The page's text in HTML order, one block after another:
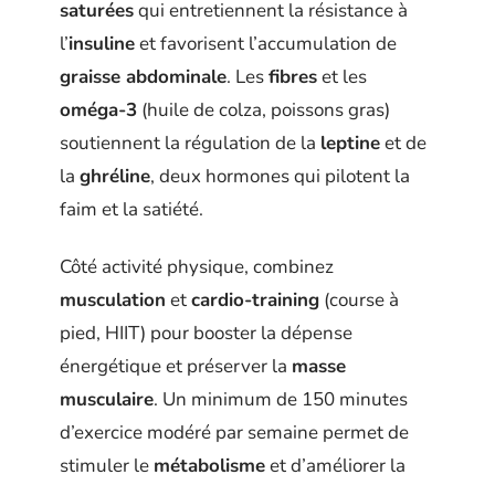
saturéesqui entretiennent la résistance à
l’insulineet favorisent l’accumulation de
graisse abdominale. Lesfibreset les
oméga-3 (huile de colza, poissons gras)
soutiennent la régulation de la leptineet de
la ghréline, deux hormones qui pilotent la
faim et la satiété.
Côté activité physique, combinez
musculation etcardio-training (course à
pied, HIIT) pour booster la dépense
énergétique et préserver la masse
musculaire. Un minimum de 150 minutes
d’exercice modéré par semaine permet de
stimuler le métabolismeet d’améliorer la